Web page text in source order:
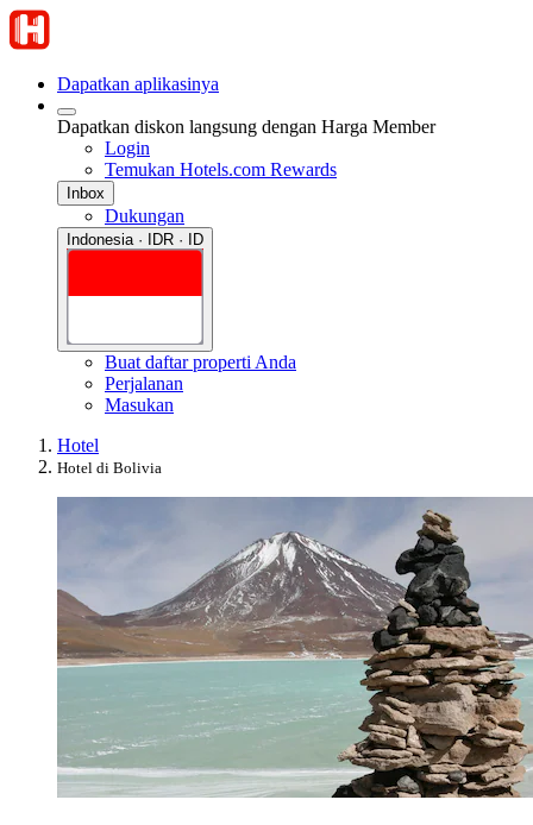
Dapatkan aplikasinya
Dapatkan diskon langsung dengan Harga Member
Login
Temukan Hotels.com Rewards
Inbox
Dukungan
Indonesia · IDR · ID
Buat daftar properti Anda
Perjalanan
Masukan
Hotel
Hotel di Bolivia